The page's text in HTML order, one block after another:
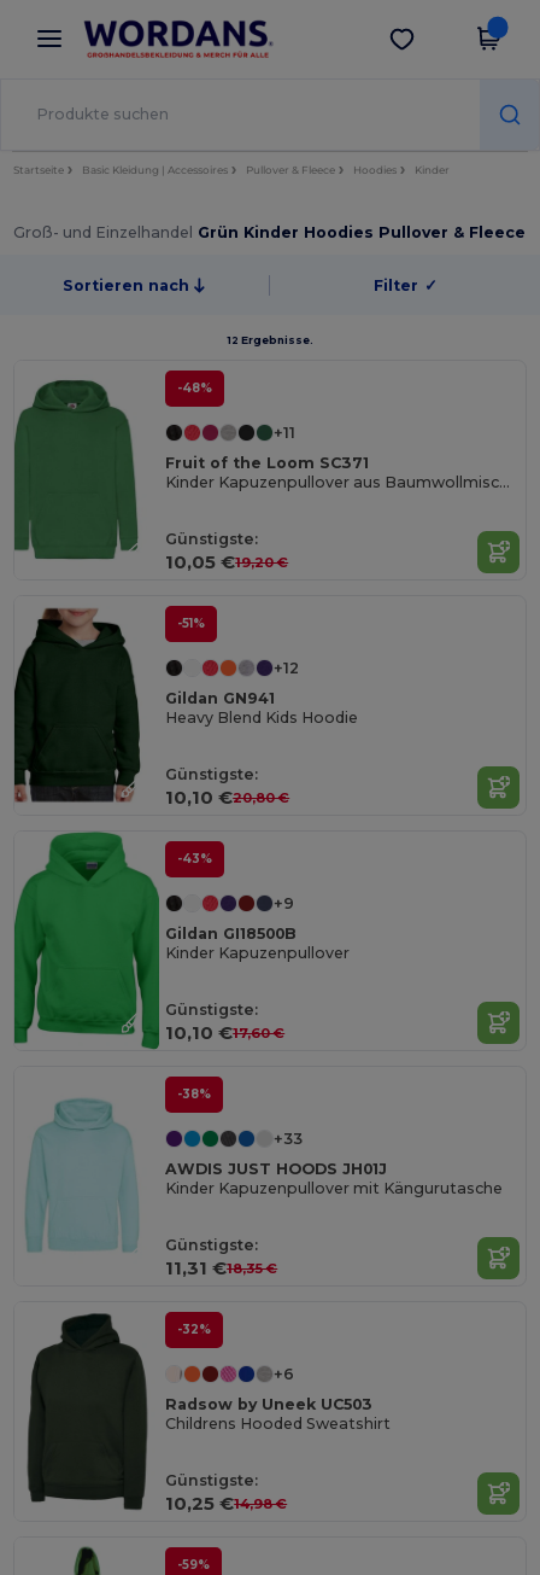
× Wordans App
Bessere Preise in der App!
App holen
Startseite Basic Kleidung | Accessoires Pullover & Fleece Hoodies Kinder
Groß- und Einzelhandel Grün Kinder Hoodies Pullover & Fleece
Sortieren nach Filter ✓
12 Ergebnisse.
-48%
+11
Fruit of the Loom SC371
Kinder Kapuzenpullover aus Baumwollmischung
Günstigste:
10,05 €19,20 €
-51%
+12
Gildan GN941
Heavy Blend Kids Hoodie
Günstigste:
10,10 €20,80 €
-43%
+9
Gildan GI18500B
Kinder Kapuzenpullover
Günstigste:
10,10 €17,60 €
-38%
+33
AWDIS JUST HOODS JH01J
Kinder Kapuzenpullover mit Kängurutasche
Günstigste:
11,31 €18,35 €
-32%
+6
Radsow by Uneek UC503
Childrens Hooded Sweatshirt
Günstigste:
10,25 €14,98 €
-59%